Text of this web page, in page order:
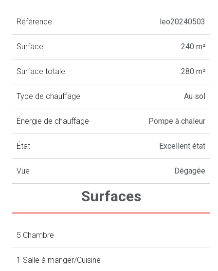
Référence leo20240503
Surface 240 m²
Surface totale 280 m²
Type de chauffage Au sol
Énergie de chauffage Pompe à chaleur
État Excellent état
Vue Dégagée
Surfaces
5 Chambre
1 Salle à manger/Cuisine